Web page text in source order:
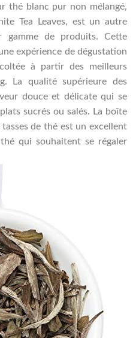
thé blanc pur non mélangé,
Tea Leaves, est un autre
gamme de produits. Cette
expérience de dégustation
à partir des meilleurs
La qualité supérieure des
douce et délicate qui se
sucrés ou salés. La boîte
de thé est un excellent
qui souhaitent se régaler